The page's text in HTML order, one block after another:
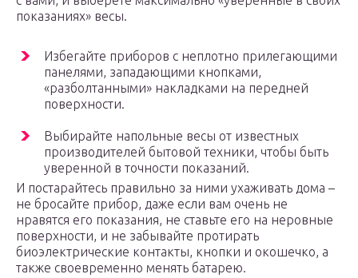
показаниях» весы.
Избегайте приборов с неплотно прилегающими
панелями, западающими кнопками,
«разболтанными» накладками на передней
поверхности.
Выбирайте напольные весы от известных
производителей бытовой техники, чтобы быть
уверенной в точности показаний.
И постарайтесь правильно за ними ухаживать дома –
не бросайте прибор, даже если вам очень не
нравятся его показания, не ставьте его на неровные
поверхности, и не забывайте протирать
биоэлектрические контакты, кнопки и окошечко, а
также своевременно менять батарею.